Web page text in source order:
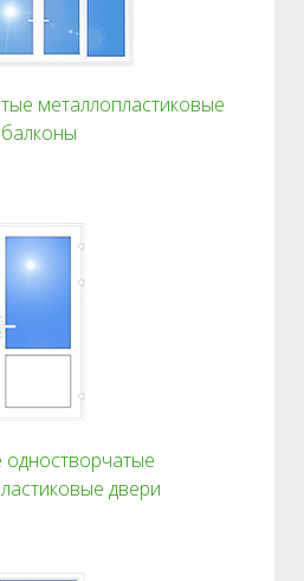
металлопластиковые
балконы
двери